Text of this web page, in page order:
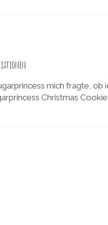
mich fragte, ob
Christmas Cookie